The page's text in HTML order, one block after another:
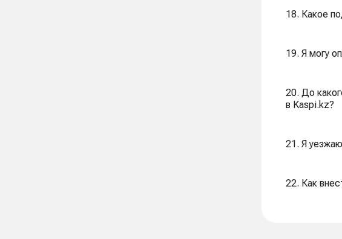
18. Какое
19. Я могу
20. До
в Kaspi.kz?
21. Я
22. Как